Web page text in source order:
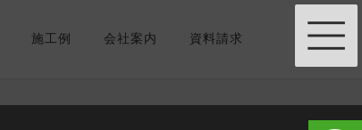
施工例 会社案内 資料請求